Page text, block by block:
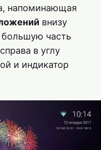
напоминающая
внизу
большую часть
в углу
и индикатор